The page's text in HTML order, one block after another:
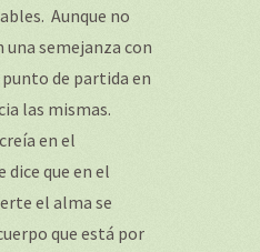
Aunque no
una semejanza con
de partida en
las mismas.
en el
dice que en el
el alma se
que está por